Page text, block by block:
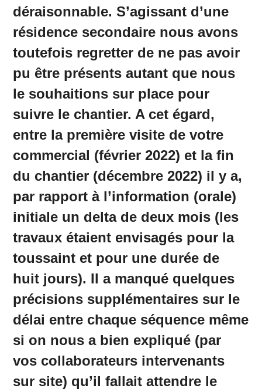
déraisonnable. S’agissant d’une
résidence secondaire nous avons
toutefois regretter de ne pas avoir
pu être présents autant que nous
le souhaitions sur place pour
suivre le chantier. A cet égard,
entre la première visite de votre
commercial (février 2022) et la fin
du chantier (décembre 2022) il y a,
par rapport à l’information (orale)
initiale un delta de deux mois (les
travaux étaient envisagés pour la
toussaint et pour une durée de
huit jours). Il a manqué quelques
précisions supplémentaires sur le
délai entre chaque séquence même
si on nous a bien expliqué (par
vos collaborateurs intervenants
sur site) qu’il fallait attendre le